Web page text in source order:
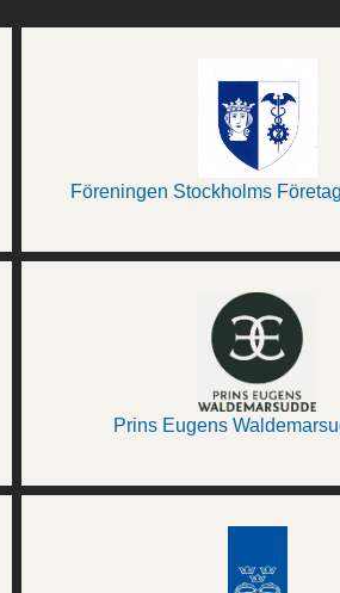
Föreningen Stockholms
Prins Eugens